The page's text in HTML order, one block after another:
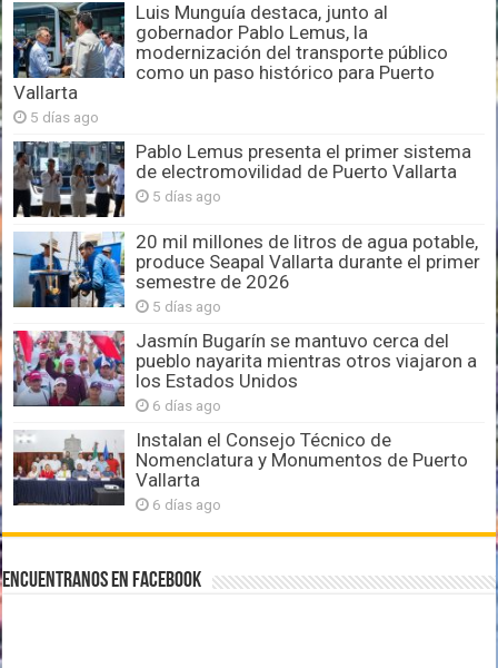
Luis Munguía destaca, junto al
gobernador Pablo Lemus, la
modernización del transporte público
como un paso histórico para Puerto
Vallarta
5 días ago
Pablo Lemus presenta el primer sistema
de electromovilidad de Puerto Vallarta
5 días ago
20 mil millones de litros de agua potable,
produce Seapal Vallarta durante el primer
semestre de 2026
5 días ago
Jasmín Bugarín se mantuvo cerca del
pueblo nayarita mientras otros viajaron a
los Estados Unidos
6 días ago
Instalan el Consejo Técnico de
Nomenclatura y Monumentos de Puerto
Vallarta
6 días ago
Encuentranos en Facebook